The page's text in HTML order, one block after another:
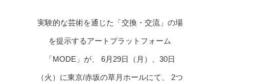
実験的な芸術を通じた「交換・交流」の場
を提示するアートプラットフォーム
「MODE」が、 6月29日（月）、30日
（火）に東京/赤坂の草月ホールにて、 2つ